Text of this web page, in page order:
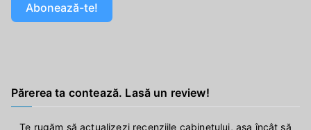
Abonează-te!
Părerea ta contează. Lasă un review!
Te rugăm să actualizezi recenziile cabinetului, așa încât să